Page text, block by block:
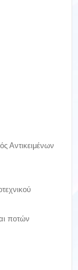
Αντικειμένων
ποτών